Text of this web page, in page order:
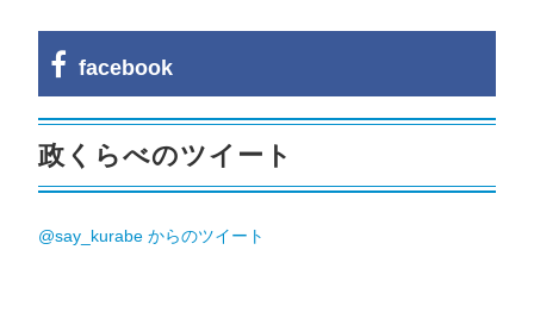
facebook
政くらべのツイート
@say_kurabe からのツイート